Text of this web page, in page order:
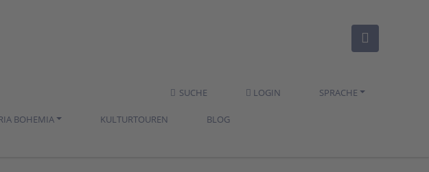
SUCHE LOGIN SPRACHE
BOHEMIA KULTURTOUREN BLOG